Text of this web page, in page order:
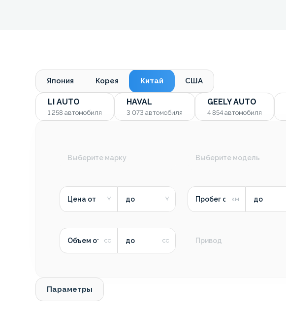
Япония Корея Китай США
LI AUTO
1 258 автомобиля
HAVAL
3 073 автомобиля
GEELY AUTO
4 854 автомобиля
Выберите марку Выберите модель
Цена от до Пробег от до
Объем от до Привод
Параметры